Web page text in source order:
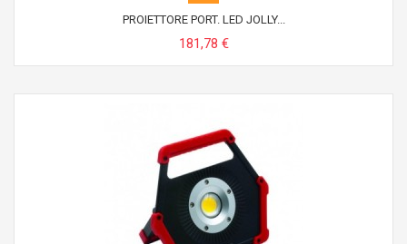
PROIETTORE PORT. LED JOLLY...
181,78 €